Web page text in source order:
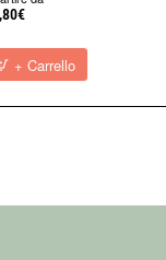
+ Carrello